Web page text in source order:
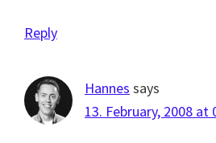
Reply
Hannes says
13. February, 2008 at